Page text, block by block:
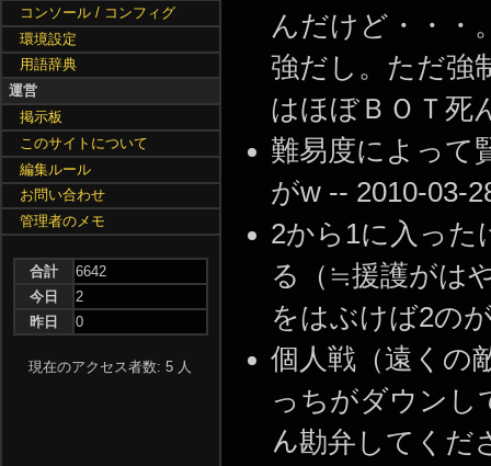
んだけど・・・
強だし。ただ強
はほぼＢＯＴ死
難易度によって
がw -- 2010-03-
2から1に入った
る（≒援護がは
をはぶけば2の
個人戦（遠くの
っちがダウンし
ん勘弁してくだ
コンソール / コンフィグ
環境設定
用語辞典
運営
掲示板
このサイトについて
編集ルール
お問い合わせ
管理者のメモ
合計
6642
今日
2
昨日
0
現在のアクセス者数: 5 人